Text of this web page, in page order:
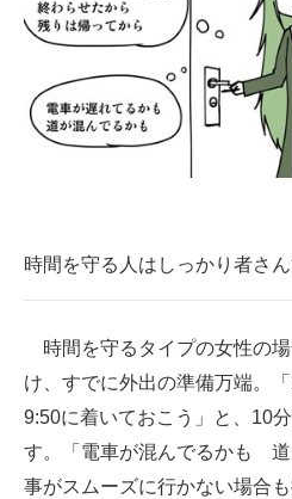
企業ITのトレンドを詳説
マーケ×ITの今がよく分かる
IT製品の技術・比較・事例
モノづくり技術者専門サイト
エレクトロニクス専門サイト
時間を守る人はしっかり者さ
時間を守るタイプの女性の
け、すでに外出の準備万端。
9:50に着いておこう」と、10
す。「電車が混んでるかも
事がスムーズに行かない場合